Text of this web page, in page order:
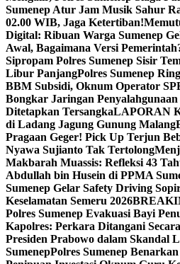
Sumenep Atur Jam Musik Sahur
02.00 WIB, Jaga Ketertiban!
Digital: Ribuan Warga Sumenep
Awal, Bagaimana Versi
Sipropam Polres Sumenep Sisir
Libur PanjangPolres Sumenep
BBM Subsidi, Oknum Operator
Bongkar Jaringan
Ditetapkan TersangkaLAPORAN
di Ladang Jagung Gunung Malang
Pragaan Geger! Pick Up Terjun
Nyawa Sujianto Tak Tertolong
Makbarah Muassis: Refleksi 43
Abdullah bin Husein di PPMA
Sumenep Gelar Safety Driving
Keselamatan Semeru 2026
Polres Sumenep Evakuasi Bayi
Kapolres: Perkara Ditangani
Presiden Prabowo dalam Skandal
SumenepPolres Sumenep